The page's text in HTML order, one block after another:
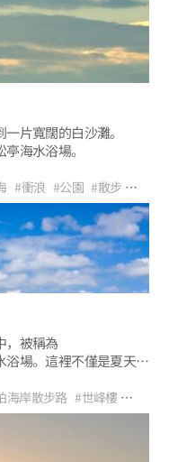
#觀景點 #與朋友同遊
片寬闊的白沙灘。
海水浴場。
#衝浪 #公園 #散步
#家庭旅行 #拍照區
，被稱為
場。這裡不僅是夏天，
更加感受到釜山活力氛圍
海岸散步路 #世峰樓
#推薦行程 #家庭旅行